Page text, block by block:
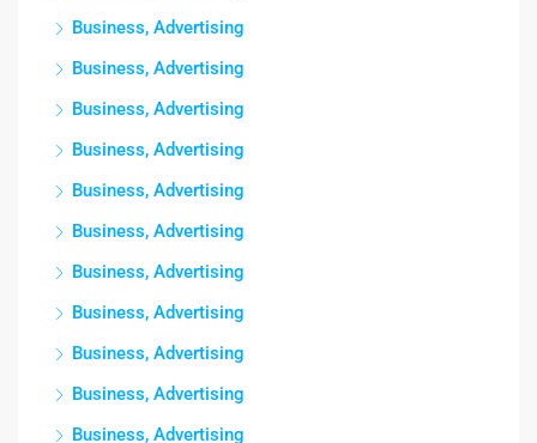
Business, Advertising
Business, Advertising
Business, Advertising
Business, Advertising
Business, Advertising
Business, Advertising
Business, Advertising
Business, Advertising
Business, Advertising
Business, Advertising
Business, Advertising